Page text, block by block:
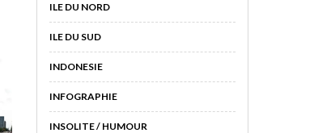
ILE DU NORD
ILE DU SUD
INDONESIE
INFOGRAPHIE
INSOLITE / HUMOUR